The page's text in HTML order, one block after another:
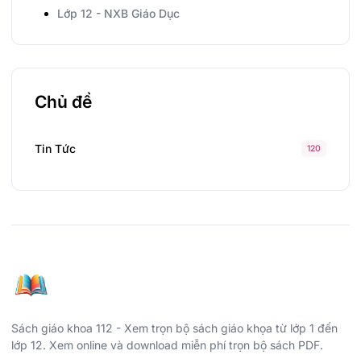
Lớp 12 - NXB Giáo Dục
Chủ đề
Tin Tức 120
Sách giáo khoa 112 - Xem trọn bộ sách giáo khọa từ lớp 1 đến
lớp 12. Xem online và download miễn phí trọn bộ sách PDF.